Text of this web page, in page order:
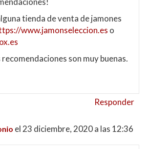
tienda de venta de jamones
www.jamonseleccion.es o
son muy buenas.
Responder
el 23 diciembre, 2020 a las 12:36